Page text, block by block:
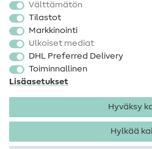
Kankaat
Ompelutarvikkeet
Ale
Välttämätön
Tilastot
Markkinointi
Ulkoiset mediat
DHL Preferred Delivery
Toiminnallinen
Lisäasetukset
Hyväksy
Hylkää
Tietosuoja
Peruutusoikeus